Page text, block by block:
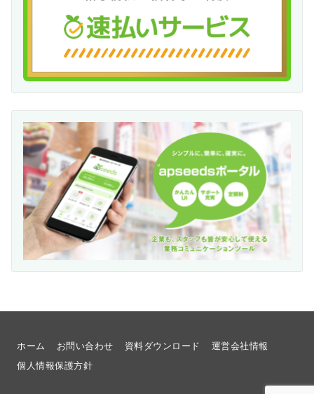
ホーム お問い合わせ 資料ダウンロード
運営会社情報
個人情報保護方針